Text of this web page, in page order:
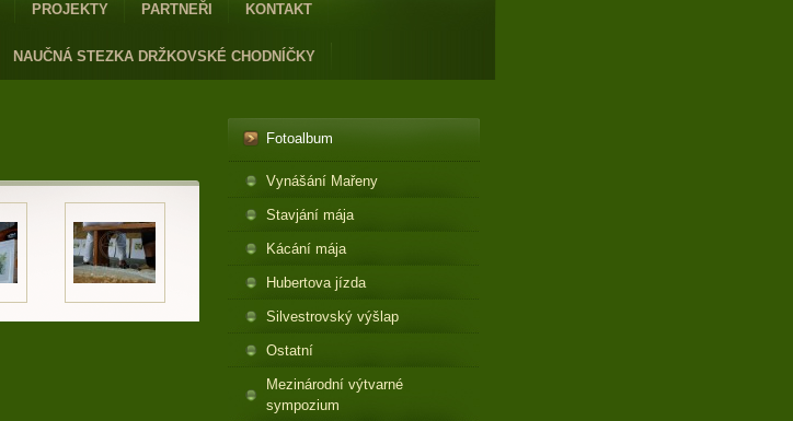
PROJEKTY PARTNEŘI KONTAKT
NAUČNÁ STEZKA DRŽKOVSKÉ CHODNÍČKY
Fotoalbum
Vynášání Mařeny
Stavjání mája
Kácání mája
Hubertova jízda
Silvestrovský výšlap
Ostatní
Mezinárodní výtvarné
sympozium